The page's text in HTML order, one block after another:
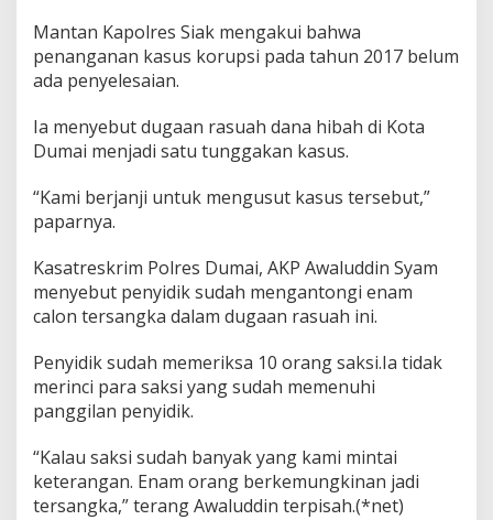
D
u
n
K
r
i
D
a
H
i
h
Mantan Kapolres Siak mengakui bahwa
penanganan kasus korupsi pada tahun 2017 belum
ada penyelesaian.
Ia menyebut dugaan rasuah dana hibah di Kota
Dumai menjadi satu tunggakan kasus.
“Kami berjanji untuk mengusut kasus tersebut,”
paparnya.
Kasatreskrim Polres Dumai, AKP Awaluddin Syam
menyebut penyidik sudah mengantongi enam
calon tersangka dalam dugaan rasuah ini.
Penyidik sudah memeriksa 10 orang saksi.Ia tidak
merinci para saksi yang sudah memenuhi
panggilan penyidik.
“Kalau saksi sudah banyak yang kami mintai
keterangan. Enam orang berkemungkinan jadi
tersangka,” terang Awaluddin terpisah.(*net)